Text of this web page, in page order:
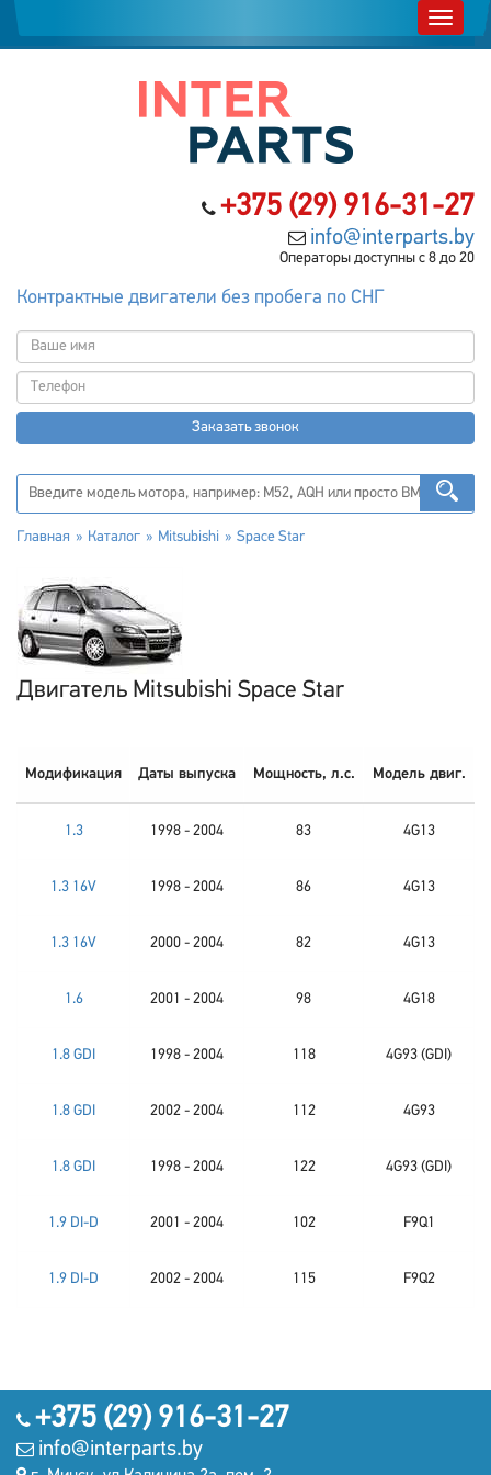
+375 (29) 916-31-27
info@interparts.by
Операторы доступны с 8 до 20
Контрактные двигатели без пробега по СНГ
Заказать звонок
Главная Каталог Mitsubishi Space Star
Двигатель Mitsubishi Space Star
Модификация Даты выпуска Мощность, л.с. Модель двиг.
1.3 1998 - 2004 83 4G13
1.3 16V 1998 - 2004 86 4G13
1.3 16V 2000 - 2004 82 4G13
1.6 2001 - 2004 98 4G18
1.8 GDI 1998 - 2004 118 4G93 (GDI)
1.8 GDI 2002 - 2004 112 4G93
1.8 GDI 1998 - 2004 122 4G93 (GDI)
1.9 DI-D 2001 - 2004 102 F9Q1
1.9 DI-D 2002 - 2004 115 F9Q2
+375 (29) 916-31-27
info@interparts.by